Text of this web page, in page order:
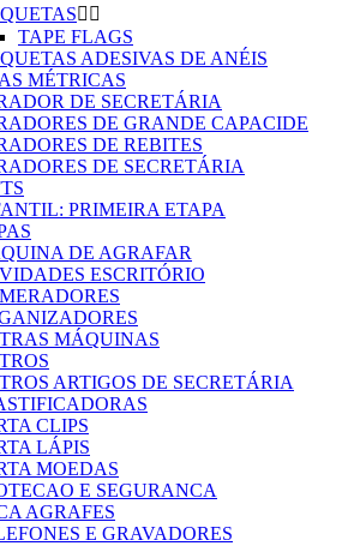
 
TAPE FLAGS
ADESIVAS DE ANÉIS
MÉTRICAS
DE SECRETÁRIA
DE GRANDE CAPACIDE
DE REBITES
DE SECRETÁRIA
PRIMEIRA ETAPA
DE AGRAFAR
ESCRITÓRIO
MÁQUINAS
ARTIGOS DE SECRETÁRIA
CLIPS
LÁPIS
MOEDAS
E SEGURANCA
AGRAFES
E GRAVADORES